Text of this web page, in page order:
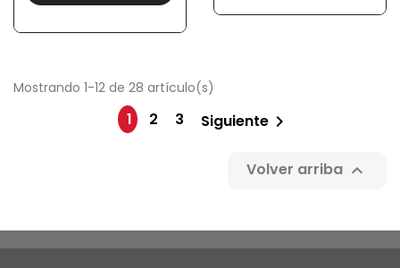
Mostrando 1-12 de 28 artículo(s)
1 2 3 Siguiente 
Volver arriba 